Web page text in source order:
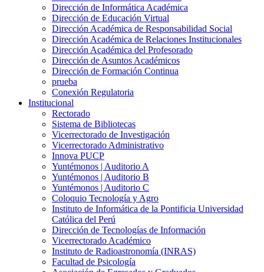
Dirección de Informática Académica
Dirección de Educación Virtual
Dirección Académica de Responsabilidad Social
Dirección Académica de Relaciones Institucionales
Dirección Académica del Profesorado
Dirección de Asuntos Académicos
Dirección de Formación Continua
prueba
Conexión Regulatoria
Institucional
Rectorado
Sistema de Bibliotecas
Vicerrectorado de Investigación
Vicerrectorado Administrativo
Innova PUCP
Yuntémonos | Auditorio A
Yuntémonos | Auditorio B
Yuntémonos | Auditorio C
Coloquio Tecnología y Agro
Instituto de Informática de la Pontificia Universidad
Católica del Perú
Dirección de Tecnologías de Información
Vicerrectorado Académico
Instituto de Radioastronomía (INRAS)
Facultad de Psicología